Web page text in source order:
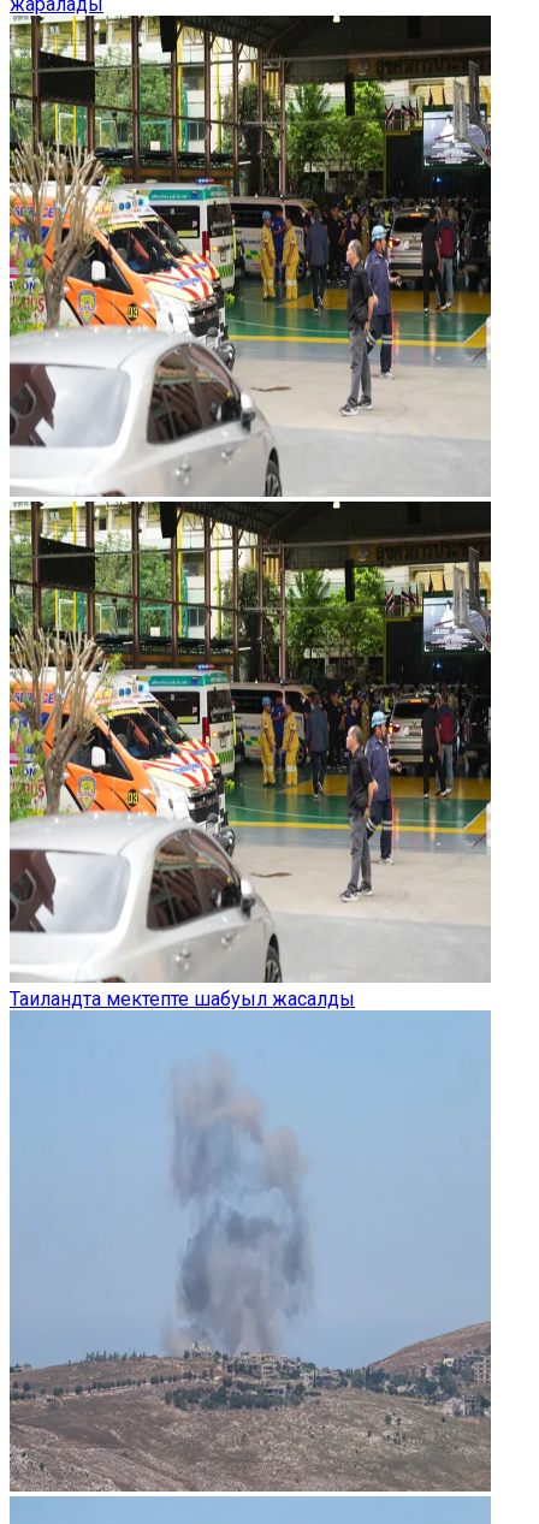
Таиландта мектепте шабуыл жасалды